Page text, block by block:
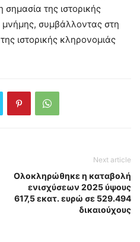
σημασία της ιστορικής
μνήμης, συμβάλλοντας στη
ιστορικής κληρονομιάς
Next article
Ολοκληρώθηκε η καταβολή
ενισχύσεων 2025 ύψους
617,5 εκατ. ευρώ σε 529.494
δικαιούχους